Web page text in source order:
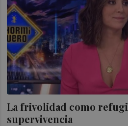
La frivolidad como
supervivencia